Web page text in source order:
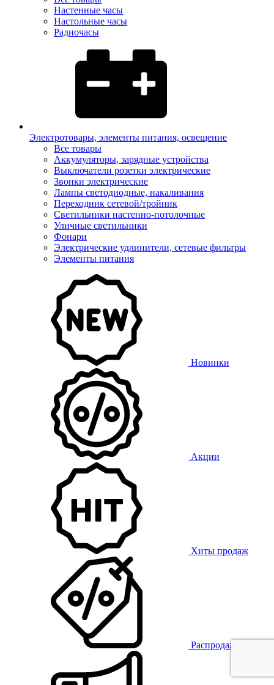
Настенные часы
Настольные часы
Радиочасы
Электротовары, элементы питания, освещение
Все товары
Аккумуляторы, зарядные устройства
Выключатели розетки электрические
Звонки электрические
Лампы светодиодные, накаливания
Переходник сетевой/тройник
Светильники настенно-потолочные
Уличные светильники
Фонари
Электрические удлинители, сетевые фильтры
Элементы питания
Новинки
Акции
Хиты продаж
Распродажа